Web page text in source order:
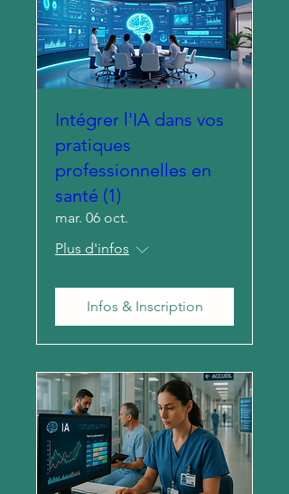
Intégrer l'IA dans vos
pratiques
professionnelles en
santé (1)
mar. 06 oct.
Plus d'infos
Infos & Inscription